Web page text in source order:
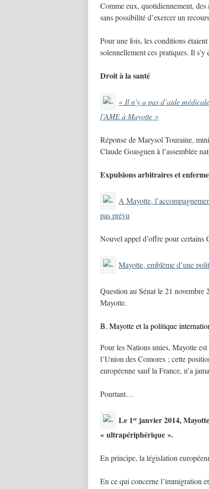
Comme eux, quotidiennement,
sans possibilité d’exercer un
Pour une fois, les conditions
solennellement ces pratiques. Il
Droit à la santé
« Il n’y a pas d’aide
l’AME à Mayotte »
Réponse de Marysol Touraine,
Claude Goasguen à l’assemblée
Expulsions arbitraires et
A Mayotte,
pas prévu
Nouvel appel d’offre pour
Mayotte, emblème d’une
Question au Sénat le 21
Mayotte.
B. Mayotte et la politique
Pour les Nations unies, Mayotte
l’Union des Comores ; cette
européenne sauf la France, n’a
Pourtant…
Le 1erjanvier 2014,
« ultrapériphérique ».
En principe, la législation
En ce qui concerne l’immigration